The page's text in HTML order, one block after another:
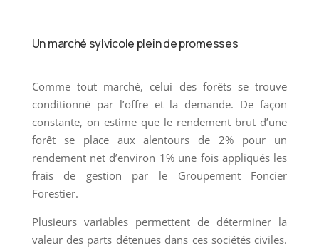
Un marché sylvicole plein de promesses
Comme tout marché, celui des forêts se trouve
conditionné par l’offre et la demande. De façon
constante, on estime que le rendement brut d’une
forêt se place aux alentours de 2% pour un
rendement net d’environ 1% une fois appliqués les
frais de gestion par le Groupement Foncier
Forestier.
Plusieurs variables permettent de déterminer la
valeur des parts détenues dans ces sociétés civiles.